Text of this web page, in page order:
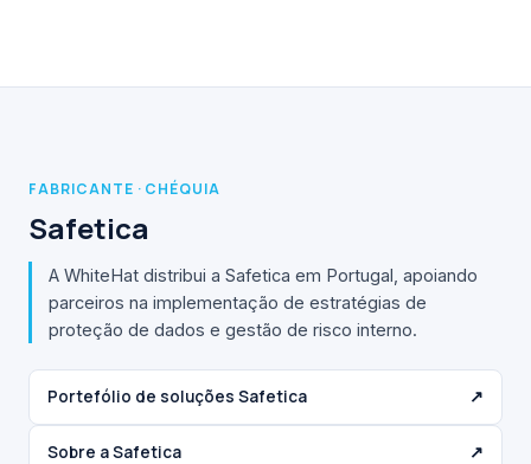
FABRICANTE · CHÉQUIA
Safetica
A WhiteHat distribui a Safetica em Portugal, apoiando
parceiros na implementação de estratégias de
proteção de dados e gestão de risco interno.
Portefólio de soluções Safetica ↗
Sobre a Safetica ↗